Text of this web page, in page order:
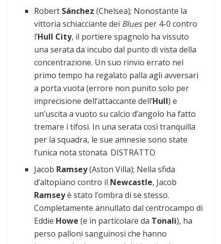
Robert Sánchez(Chelsea); Nonostante la
vittoria schiacciante dei Bluesper 4-0 contro
l’Hull City, il portiere spagnolo ha vissuto
una serata da incubo dal punto di vista della
concentrazione. Un suo rinvio errato nel
primo tempo ha regalato palla agli avversari
a porta vuota (errore non punito solo per
imprecisione dell’attaccante dell’Hull) e
un’uscita a vuoto su calcio d’angolo ha fatto
tremare i tifosi. In una serata così tranquilla
per la squadra, le sue amnesie sono state
l’unica nota stonata. DISTRATTO
Jacob Ramsey(Aston Villa); Nella sfida
d’altopiano contro il Newcastle, Jacob
Ramseyè stato l’ombra di se stesso.
Completamente annullato dal centrocampo di
Eddie Howe(e in particolare da Tonali), ha
perso palloni sanguinosi che hanno